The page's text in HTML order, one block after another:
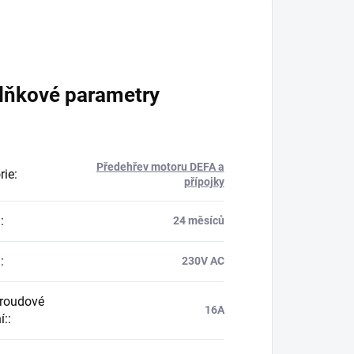
parametry
:
Předehřev motoru DEFA a
přípojky
: 24 měsíců
: 230V AC
:
16A